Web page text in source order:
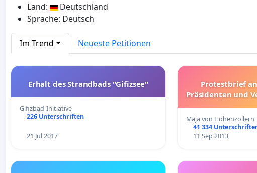
Land:
Deutschland
Sprache: Deutsch
Im Trend Neueste Petitionen
Erhalt des Strandbads "Gifizsee"
Gifizbad-Initiative
226 Unterschriften
21 Jul 2017
Protestbrief
Präsidenten und
Maja von Hohenzollern
41 334
11 Sep 2013